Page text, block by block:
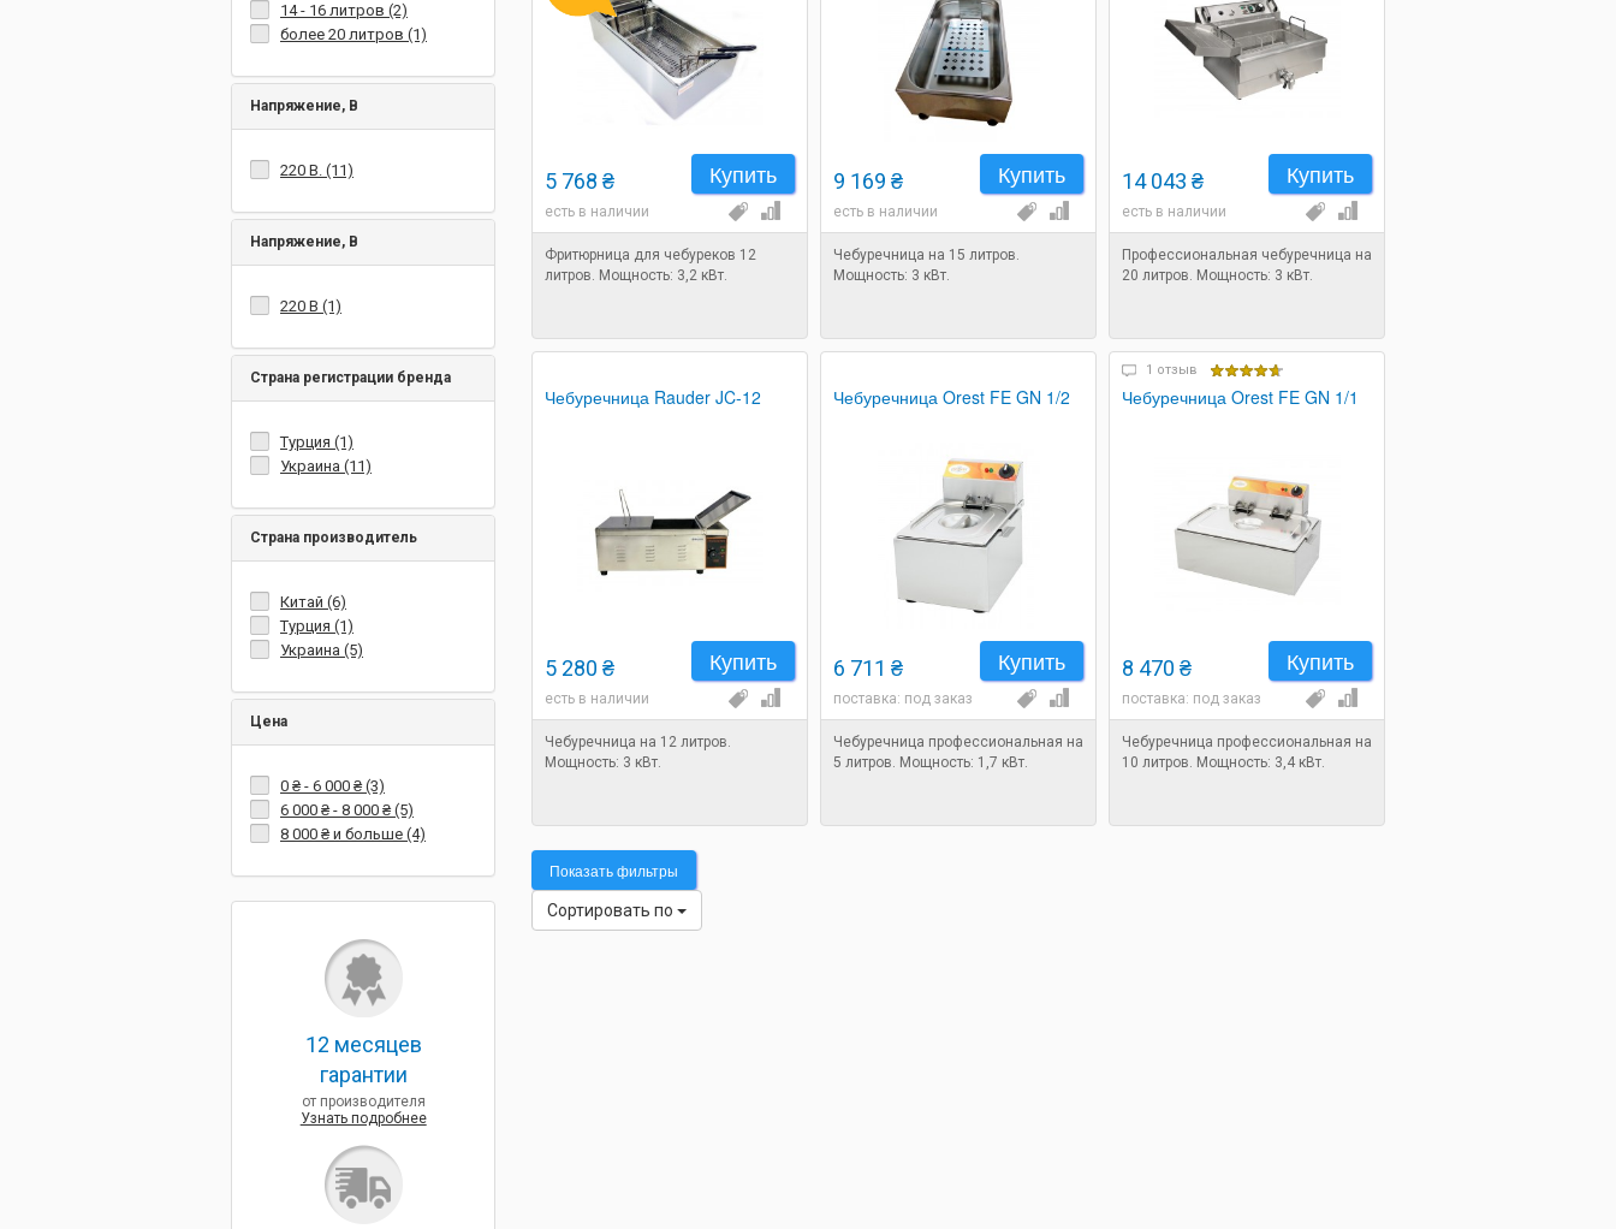
Купить
5 768 ₴
есть в наличии
Фритюрница для чебуреков 12
литров. Мощность: 3,2 кВт.
Купить
9 169 ₴
есть в наличии
Чебуречница на 15 литров.
Мощность: 3 кВт.
Купить
14 043 ₴
есть в наличии
Профессиональная чебуречница на
20 литров. Мощность: 3 кВт.
Чебуречница Rauder JC-12
Купить
5 280 ₴
есть в наличии
Чебуречница на 12 литров.
Мощность: 3 кВт.
Чебуречница Orest FE GN 1/2
Купить
6 711 ₴
поставка: под заказ
Чебуречница профессиональная на
5 литров. Мощность: 1,7 кВт.
1 отзыв
Чебуречница Orest FE GN 1/1
Купить
8 470 ₴
поставка: под заказ
Чебуречница профессиональная на
10 литров. Мощность: 3,4 кВт.
Показать фильтры
Сортировать по
14 - 16 литров (2)
более 20 литров (1)
Напряжение, В
220 В. (11)
Напряжение, В
220 В (1)
Страна регистрации бренда
Турция (1)
Украина (11)
Страна производитель
Китай (6)
Турция (1)
Украина (5)
Цена
0 ₴- 6 000 ₴(3)
6 000 ₴- 8 000 ₴(5)
8 000 ₴и больше (4)
12 месяцев
гарантии
от производителя
Узнать подробнее